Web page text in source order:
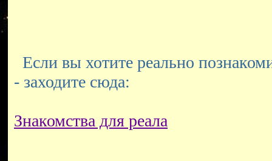
Если вы хотите реально
- заходите сюда:
Знакомства для реала